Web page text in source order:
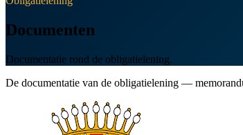
Documenten
Documentatie rond de obligatielening.
De documentatie van de obligatielening —